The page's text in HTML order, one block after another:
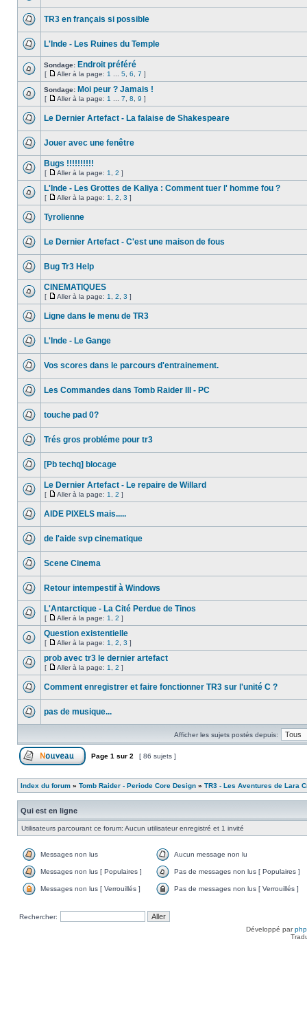
TR3 en français si possible
L'Inde - Les Ruines du Temple
Sondage: Endroit préféré
[ Aller à la page: 1 5 6 7 ]
Sondage: Moi peur ? Jamais !
[ Aller à la page: 1 7 8 9 ]
Le Dernier Artefact - La falaise de Shakespeare
Jouer avec une fenêtre
Bugs !!!!!!!!!!
[ Aller à la page: 1 2 ]
L'Inde - Les Grottes de Kaliya : Comment tuer l' homme fou ?
[ Aller à la page: 1 2 3 ]
Tyrolienne
Le Dernier Artefact - C'est une maison de fous
Bug Tr3 Help
CINEMATIQUES
[ Aller à la page: 1 2 3 ]
Ligne dans le menu de TR3
L'Inde - Le Gange
Vos scores dans le parcours d'entrainement.
Les Commandes dans Tomb Raider III - PC
touche pad 0?
Trés gros probléme pour tr3
[Pb techq] blocage
Le Dernier Artefact - Le repaire de Willard
[ Aller à la page: 1 2 ]
AIDE PIXELS mais.....
de l'aide svp cinematique
Scene Cinema
Retour intempestif à Windows
L'Antarctique - La Cité Perdue de Tinos
[ Aller à la page: 1 2 ]
Question existentielle
[ Aller à la page: 1 2 3 ]
prob avec tr3 le dernier artefact
[ Aller à la page: 1 2 ]
Comment enregistrer et faire fonctionner TR3 sur l'unité C ?
pas de musique...
Afficher les sujets postés depuis:
Page 1 sur 2 [ 86 sujets ]
Index du forum » Tomb Raider - Periode Core Design » TR3 - Les Aventures de Lara
Qui est en ligne
Utilisateurs parcourant ce forum: Aucun utilisateur enregistré et 1 invité
Messages non lus Aucun message non lu
Messages non lus [ Populaires ] Pas de messages non lus [ Populaires ]
Messages non lus [ Verrouillés ] Pas de messages non lus [ Verrouillés ]
Rechercher:
Développé par